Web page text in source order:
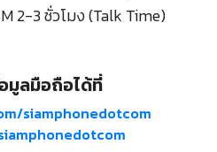
2-3 ชั่วโมง (Talk Time)
มูลมือถือได้ที่
siamphonedotcom